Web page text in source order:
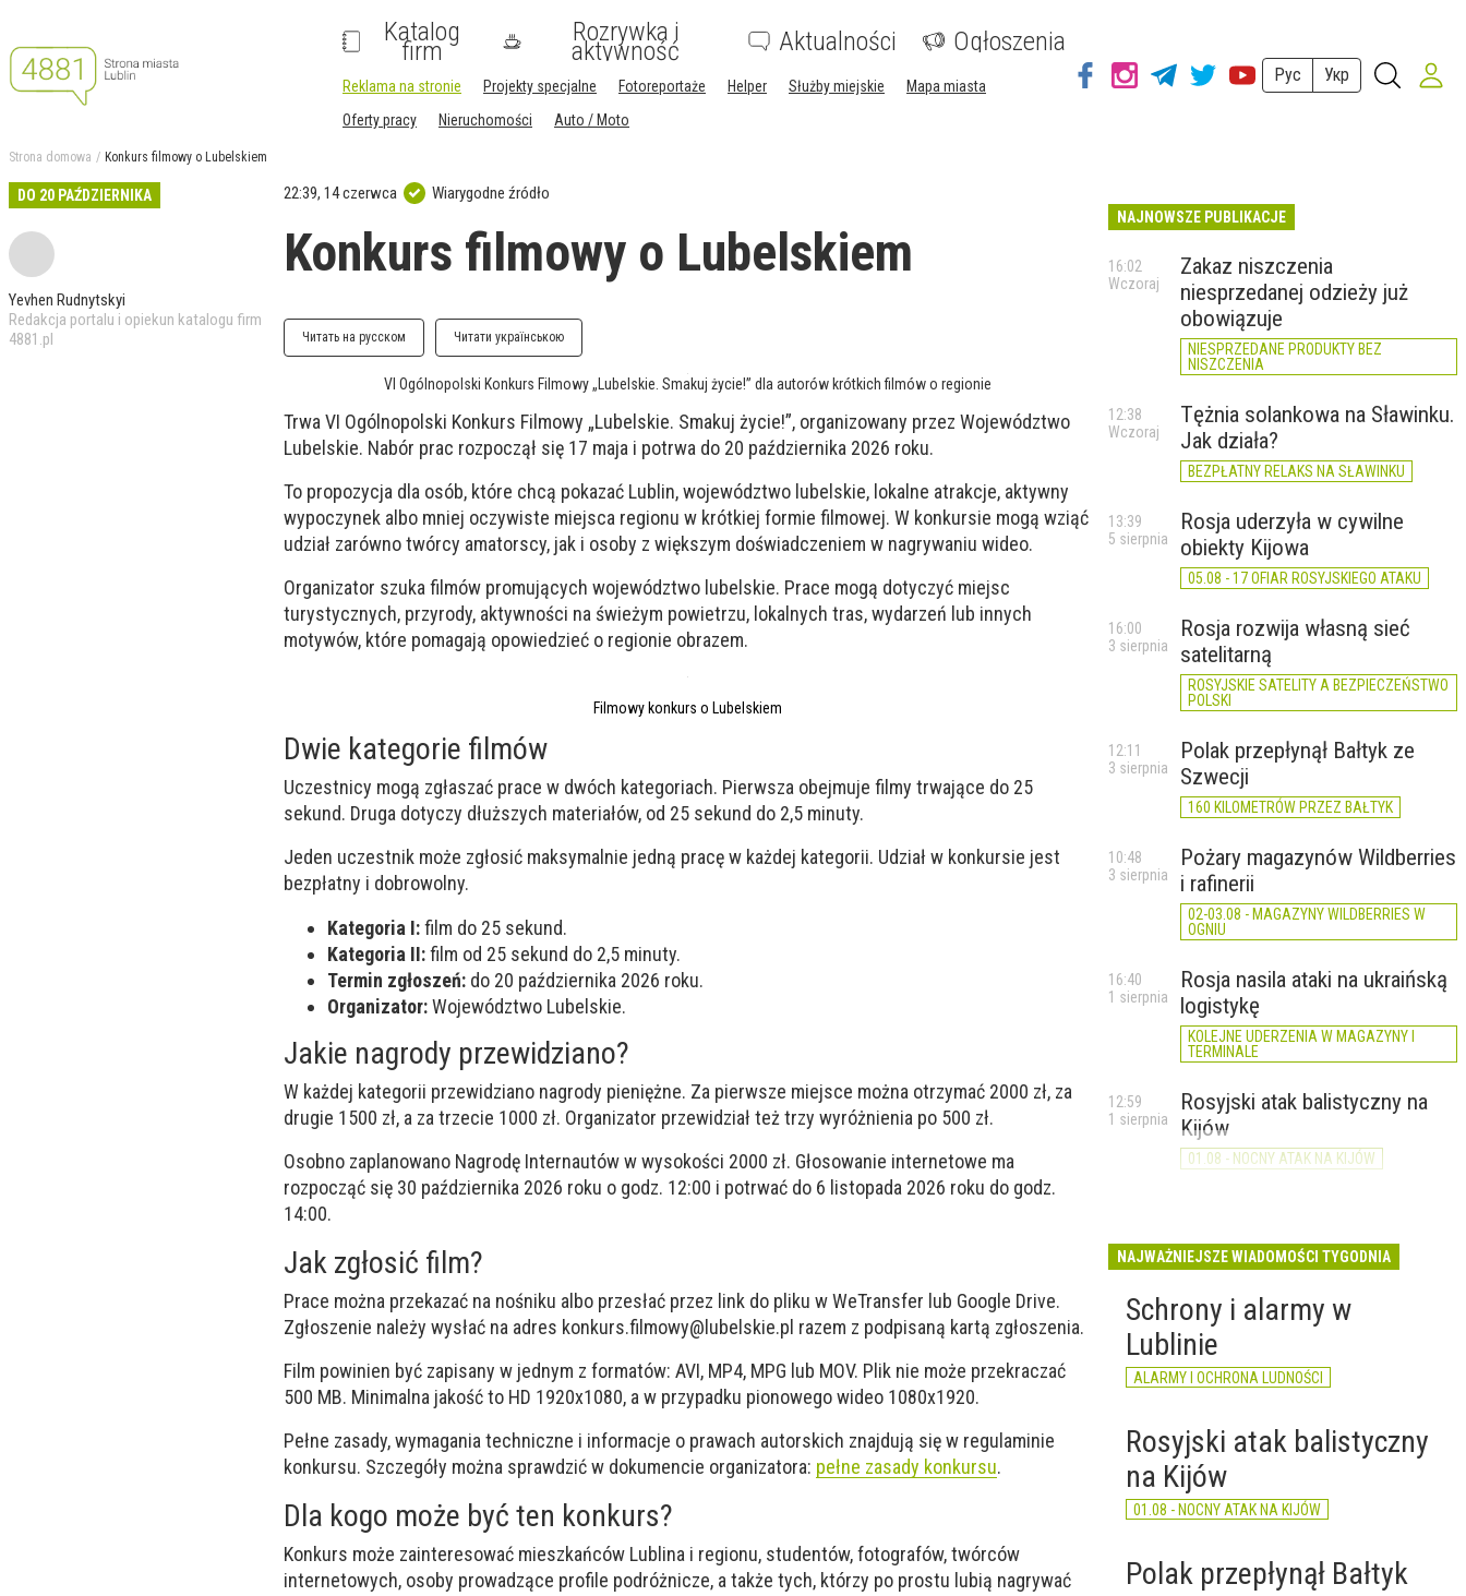
Katalog
firm
Rozrywka i
aktywność Aktualności Ogłoszenia
Reklama na stronie Projekty specjalne Fotoreportaże Helper Służby miejskie
Mapa miasta
Oferty pracy
Nieruchomości Auto / Moto
Рус Укр
Strona domowa Konkurs filmowy o Lubelskiem
DO 20 PAŹDZIERNIKA
Yevhen Rudnytskyi
Redakcja portalu i opiekun katalogu firm
4881.pl
22:39, 14 czerwca Wiarygodne źródło
Konkurs filmowy o Lubelskiem
Читать на русском Читати українською
VI Ogólnopolski Konkurs Filmowy „Lubelskie. Smakuj życie!” dla autorów krótkich filmów o regionie
Trwa VI Ogólnopolski Konkurs Filmowy „Lubelskie. Smakuj życie!”, organizowany przez Województwo
Lubelskie. Nabór prac rozpoczął się 17 maja i potrwa do 20 października 2026 roku.
To propozycja dla osób, które chcą pokazać Lublin, województwo lubelskie, lokalne atrakcje, aktywny
wypoczynek albo mniej oczywiste miejsca regionu w krótkiej formie filmowej. W konkursie mogą wziąć
udział zarówno twórcy amatorscy, jak i osoby z większym doświadczeniem w nagrywaniu wideo.
Organizator szuka filmów promujących województwo lubelskie. Prace mogą dotyczyć miejsc
turystycznych, przyrody, aktywności na świeżym powietrzu, lokalnych tras, wydarzeń lub innych
motywów, które pomagają opowiedzieć o regionie obrazem.
Filmowy konkurs o Lubelskiem
Dwie kategorie filmów
Uczestnicy mogą zgłaszać prace w dwóch kategoriach. Pierwsza obejmuje filmy trwające do 25
sekund. Druga dotyczy dłuższych materiałów, od 25 sekund do 2,5 minuty.
Jeden uczestnik może zgłosić maksymalnie jedną pracę w każdej kategorii. Udział w konkursie jest
bezpłatny i dobrowolny.
Kategoria I:film do 25 sekund.
Kategoria II:film od 25 sekund do 2,5 minuty.
Termin zgłoszeń: do 20 października 2026 roku.
Organizator:Województwo Lubelskie.
Jakie nagrody przewidziano?
W każdej kategorii przewidziano nagrody pieniężne. Za pierwsze miejsce można otrzymać 2000 zł, za
drugie 1500 zł, a za trzecie 1000 zł. Organizator przewidział też trzy wyróżnienia po 500 zł.
Osobno zaplanowano Nagrodę Internautów w wysokości 2000 zł. Głosowanie internetowe ma
rozpocząć się 30 października 2026 roku o godz. 12:00 i potrwać do 6 listopada 2026 roku do godz.
14:00.
Jak zgłosić film?
Prace można przekazać na nośniku albo przesłać przez link do pliku w WeTransfer lub Google Drive.
Zgłoszenie należy wysłać na adres konkurs.filmowy@lubelskie.pl razem z podpisaną kartą zgłoszenia.
Film powinien być zapisany w jednym z formatów: AVI, MP4, MPG lub MOV. Plik nie może przekraczać
500 MB. Minimalna jakość to HD 1920x1080, a w przypadku pionowego wideo 1080x1920.
Pełne zasady, wymagania techniczne i informacje o prawach autorskich znajdują się w regulaminie
konkursu. Szczegóły można sprawdzić w dokumencie organizatora: pełne zasady konkursu.
Dla kogo może być ten konkurs?
Konkurs może zainteresować mieszkańców Lublina i regionu, studentów, fotografów, twórców
internetowych, osoby prowadzące profile podróżnicze, a także tych, którzy po prostu lubią nagrywać
NAJNOWSZE PUBLIKACJE
Zakaz niszczenia
niesprzedanej odzieży już
obowiązuje
NIESPRZEDANE PRODUKTY BEZ
NISZCZENIA
16:02
Wczoraj
Tężnia solankowa na Sławinku.
Jak działa?
BEZPŁATNY RELAKS NA SŁAWINKU
12:38
Wczoraj
Rosja uderzyła w cywilne
obiekty Kijowa
05.08 - 17 OFIAR ROSYJSKIEGO ATAKU
13:39
5 sierpnia
Rosja rozwija własną sieć
satelitarną
ROSYJSKIE SATELITY A BEZPIECZEŃSTWO
POLSKI
16:00
3 sierpnia
Polak przepłynął Bałtyk ze
Szwecji
160 KILOMETRÓW PRZEZ BAŁTYK
12:11
3 sierpnia
Pożary magazynów Wildberries
i rafinerii
02-03.08 - MAGAZYNY WILDBERRIES W
OGNIU
10:48
3 sierpnia
Rosja nasila ataki na ukraińską
logistykę
KOLEJNE UDERZENIA W MAGAZYNY I
TERMINALE
16:40
1 sierpnia
Rosyjski atak balistyczny na
Kijów
01.08 - NOCNY ATAK NA KIJÓW
12:59
1 sierpnia
NAJWAŻNIEJSZE WIADOMOŚCI TYGODNIA
Schrony i alarmy w
Lublinie
ALARMY I OCHRONA LUDNOŚCI
Rosyjski atak balistyczny
na Kijów
01.08 - NOCNY ATAK NA KIJÓW
Polak przepłynął Bałtyk